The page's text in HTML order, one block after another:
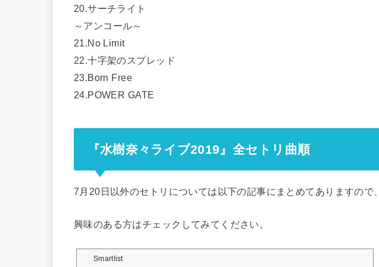
20.サーチライト
～アンコール～
21.No Limit
22.十字架のスプレッド
23.Born Free
24.POWER GATE
『水樹奈々ライブ2019』全セトリ曲順
7月20日以外のセトリについては以下の記事にまとめてありますので、
興味のある方はチェックしてみてください。
Smartlist